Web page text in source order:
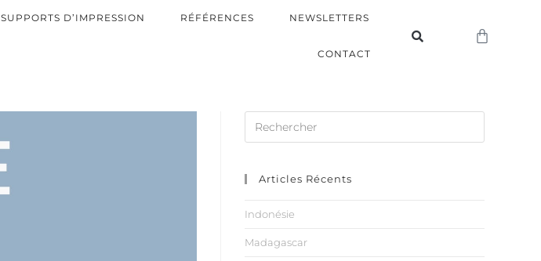
SUPPORTS D’IMPRESSION RÉFÉRENCES NEWSLETTERS
CONTACT
Articles Récents
Indonésie
Madagascar